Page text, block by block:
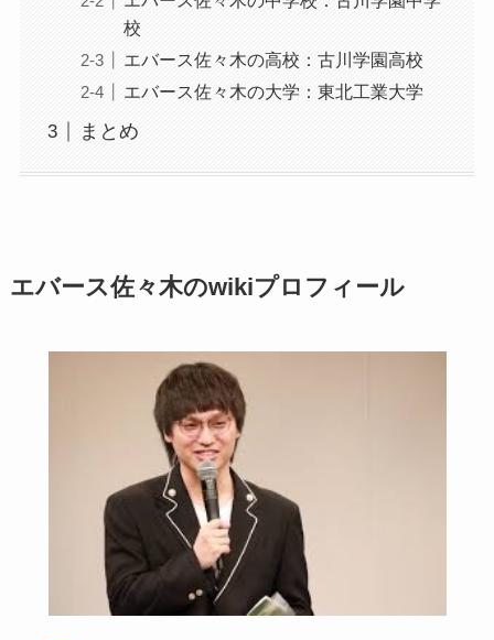
校
エバース佐々木の高校：古川学園高校
エバース佐々木の大学：東北工業大学
まとめ
エバース佐々木のwikiプロフィール